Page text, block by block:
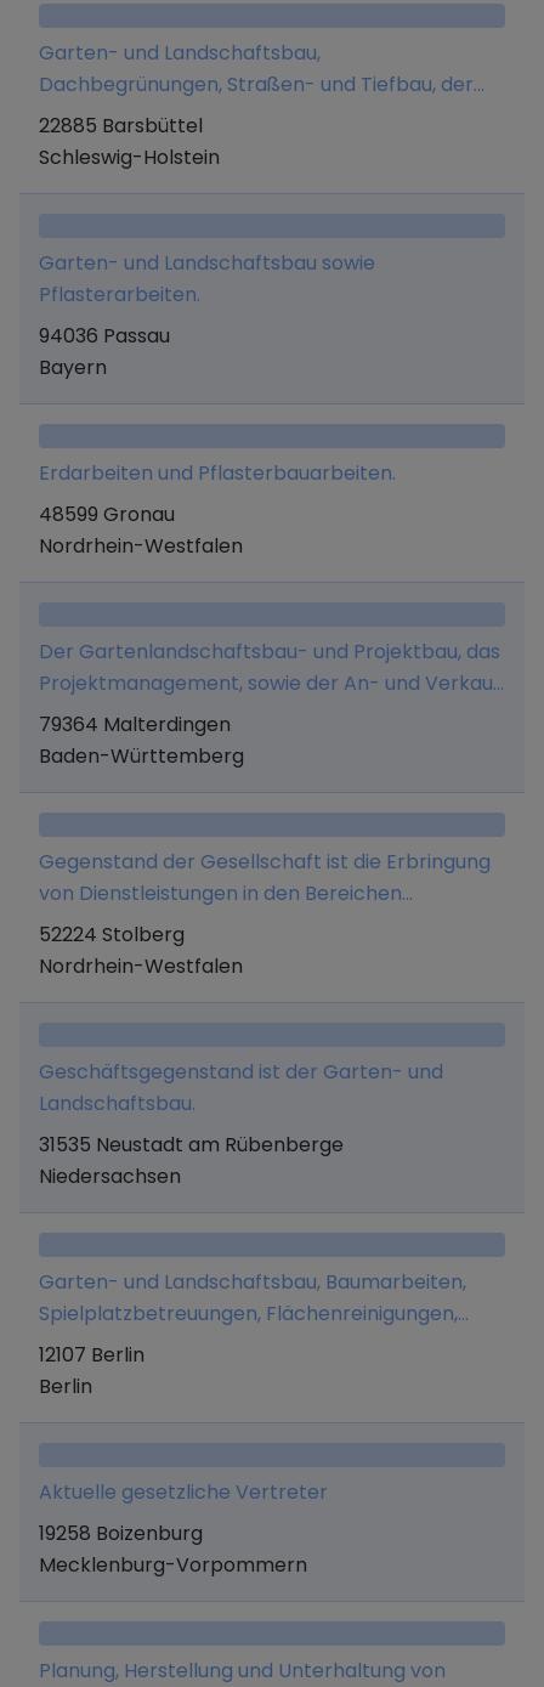
Garten- und Landschaftsbau,
Dachbegrünungen, Straßen- und Tiefbau, der
Handel mit Pflanzen.
22885 Barsbüttel
Schleswig-Holstein
Garten- und Landschaftsbau sowie
Pflasterarbeiten.
94036 Passau
Bayern
Erdarbeiten und Pflasterbauarbeiten.
48599 Gronau
Nordrhein-Westfalen
Der Gartenlandschaftsbau- und Projektbau, das
Projektmanagement, sowie der An- und Verkauf
von Immobilien, Verlegung von Leitungen und
Kabel, insbesondere Glasfaserverlegung,
Maschinen.
79364 Malterdingen
Baden-Württemberg
Gegenstand der Gesellschaft ist die Erbringung
von Dienstleistungen in den Bereichen
Gartenpflege, Hausmeisterdienste, Firmen- und
Geländereinigung, Generalunternehmer für
52224 Stolberg
Nordrhein-Westfalen
Geschäftsgegenstand ist der Garten- und
Landschaftsbau.
31535 Neustadt am Rübenberge
Niedersachsen
Garten- und Landschaftsbau, Baumarbeiten,
Spielplatzbetreuungen, Flächenreinigungen,
Grundreinigung, Entsorgungsleistungen,
Zaunarbeiten, Winterdienst und Pflasterarbeiten.
12107 Berlin
Berlin
Aktuelle gesetzliche Vertreter
19258 Boizenburg
Mecklenburg-Vorpommern
Planung, Herstellung und Unterhaltung von